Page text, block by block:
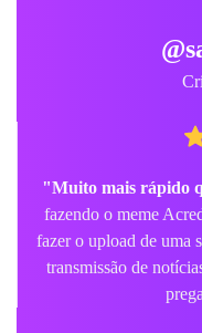
"Muito mais rápido
fazendo o meme
fazer o upload de uma
transmissão de